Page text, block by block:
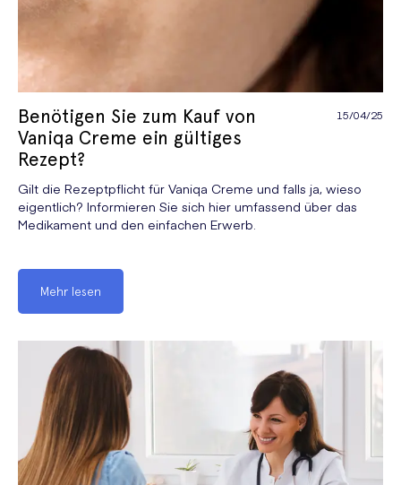
Benötigen Sie zum Kauf von
Vaniqa Creme ein gültiges
Rezept?
15/04/25
Gilt die Rezeptpflicht für Vaniqa Creme und falls ja, wieso
eigentlich? Informieren Sie sich hier umfassend über das
Medikament und den einfachen Erwerb.
Mehr lesen